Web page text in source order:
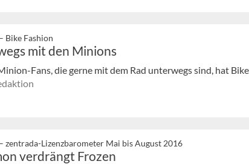
Bike Fashion
mit den Minions
Fans, die gerne mit dem Rad unterwegs sind, hat
zentrada-Lizenzbarometer Mai bis August 2016
verdrängt Frozen